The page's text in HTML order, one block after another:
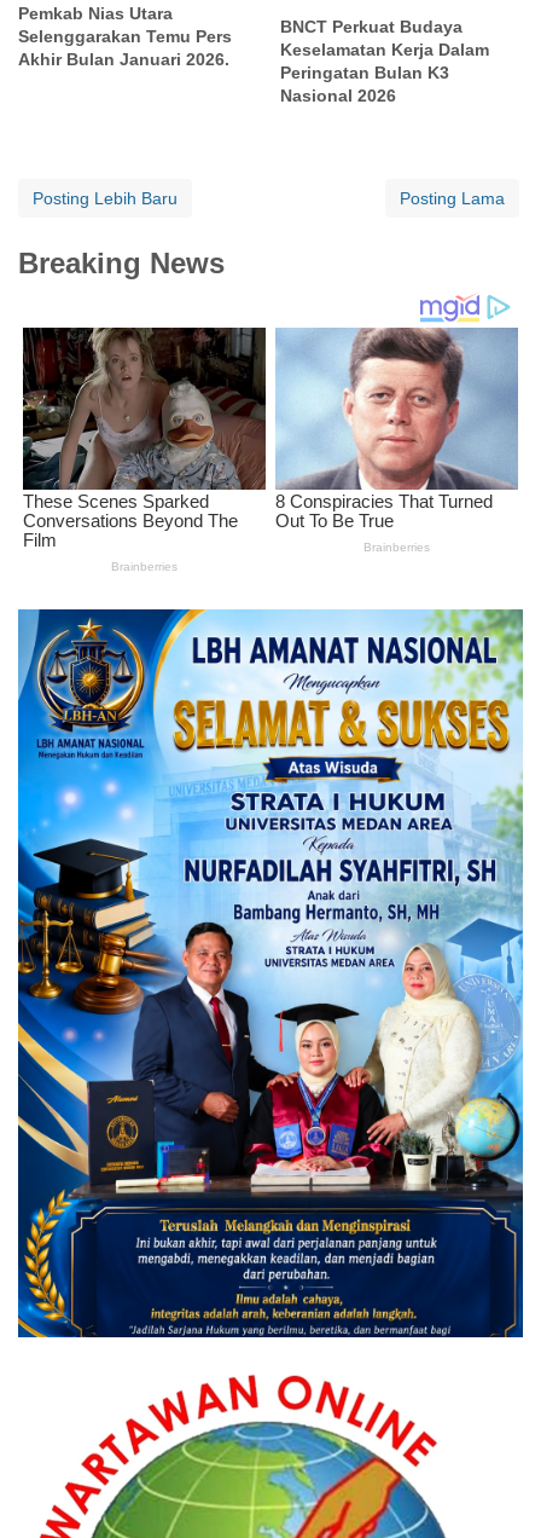
Pemkab Nias Utara
Selenggarakan Temu Pers
Akhir Bulan Januari 2026.
BNCT Perkuat Budaya
Keselamatan Kerja Dalam
Peringatan Bulan K3
Nasional 2026
Posting Lebih Baru Posting Lama
Breaking News